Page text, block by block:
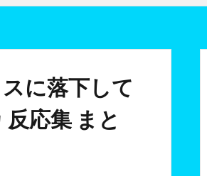
に落下して
応集 まと